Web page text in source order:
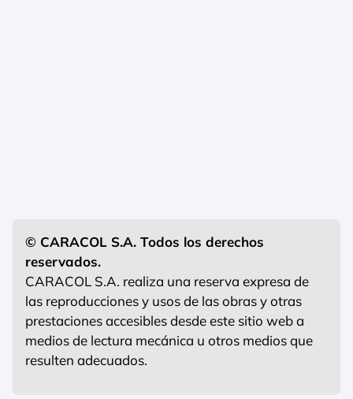
© CARACOL S.A. Todos los derechos
reservados.
CARACOL S.A. realiza una reserva expresa de
las reproducciones y usos de las obras y otras
prestaciones accesibles desde este sitio web a
medios de lectura mecánica u otros medios que
resulten adecuados.